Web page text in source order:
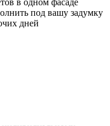
под вашу задумку
дней